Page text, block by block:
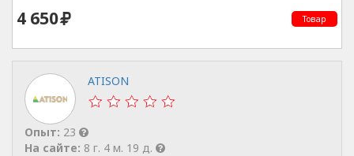
4 650 Товар
ATISON
Опыт: 23
На сайте: 8 г. 4 м. 19 д.